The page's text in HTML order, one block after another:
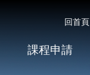
回首頁
課程申請